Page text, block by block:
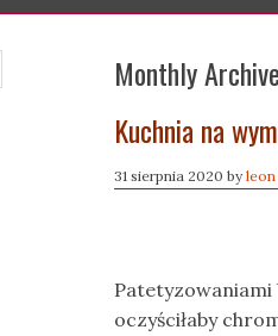
Monthly
Kuchnia na
31 sierpnia 2020 byleon
Patetyzowaniami
oczyściłaby